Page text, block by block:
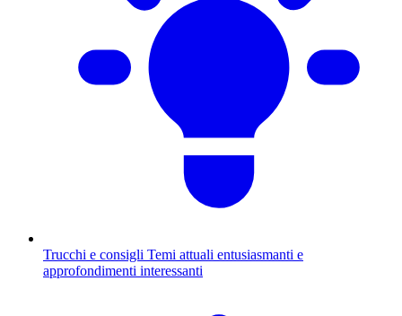
Trucchi e consigli Temi attuali entusiasmanti e
approfondimenti interessanti